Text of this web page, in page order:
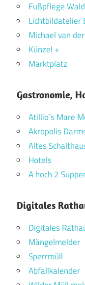
Fußpflege
Lichtbildatelier
Michael van
Künzel +
Marktplatz
Gastronomie,
Atillio`s Mare
Akropolis
Altes
Hotels
A hoch 2
Digitales
Digitales
Mängelmelder
Sperrmüll
Abfallkalender